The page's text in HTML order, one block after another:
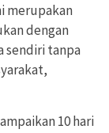
merupakan
dengan
sendiri tanpa
10 hari